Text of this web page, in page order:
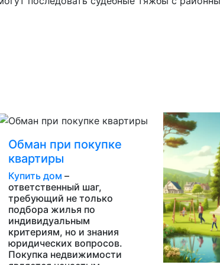
Обман при покупке
квартиры
Купить дом –
ответственный шаг,
требующий не только
подбора жилья по
индивидуальным
критериям, но и знания
юридических вопросов.
Покупка недвижимости